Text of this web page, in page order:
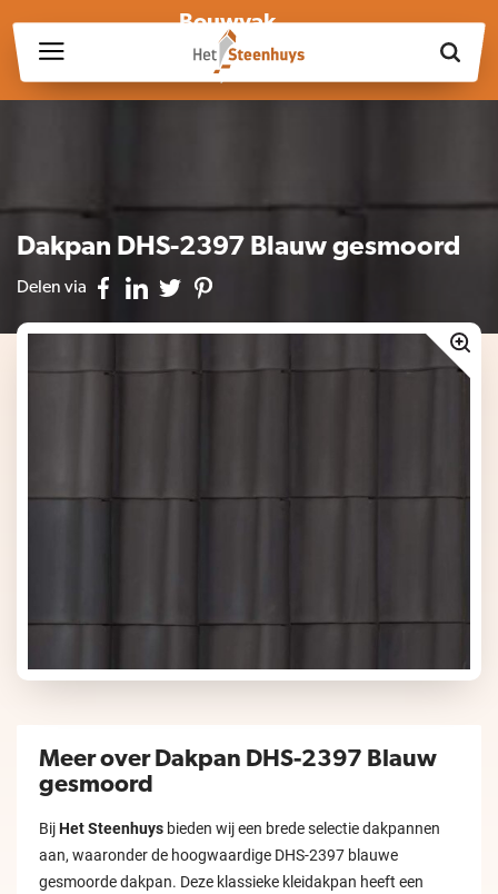
Bouwvak
Wij zijn wegens de bouwvak gesloten op vrijdag 17 juli en in
week 30, 31 en 32.
Dakpan DHS-2397 Blauw gesmoord
Delen via
Meer over Dakpan DHS-2397 Blauw
gesmoord
BijHet Steenhuys bieden wij een brede selectie dakpannen
aan, waaronder de hoogwaardige DHS-2397 blauwe
gesmoorde dakpan. Deze klassieke kleidakpan heeft een